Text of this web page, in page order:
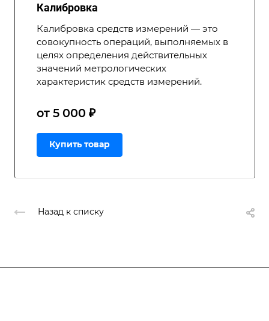
Калибровка
Калибровка средств измерений — это
совокупность операций, выполняемых в
целях определения действительных
значений метрологических
характеристик средств измерений.
от 5 000 ₽
Купить товар
Назад к списку